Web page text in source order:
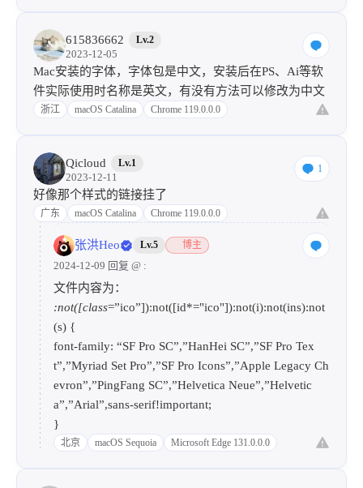
615836662 Lv.2
2023-12-05
Mac安装的字体，字体包是中文，安装后在PS、Ai等软
件实际使用时名称是英文，有没有方法可以修改为中文
浙江 macOS Catalina Chrome 119.0.0.0
Qicloud Lv.1
2023-12-11
1
好像那个样式的链接挂了
广东 macOS Catalina Chrome 119.0.0.0
张洪Heo Lv.5 博主
2024-12-09 回复 @ :
文件内容为：
:not([class=”ico”]):not([id*="ico"]):not(i):not(ins):not
(s) {
font-family: “SF Pro SC”,”HanHei SC”,”SF Pro Tex
t”,”Myriad Set Pro”,”SF Pro Icons”,”Apple Legacy Ch
evron”,”PingFang SC”,”Helvetica Neue”,”Helvetic
a”,”Arial”,sans-serif!important;
}
北京 macOS Sequoia Microsoft Edge 131.0.0.0